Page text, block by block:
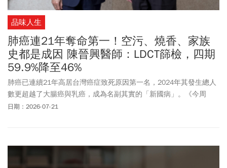
品味人生
肺癌連21年奪命第一！空污、燒香、家族
史都是成因 陳晉興醫師：LDCT篩檢，四期
59.9%降至46%
肺癌已連續21年高居台灣癌症致死原因第一名，2024年其發生總人
數更超越了大腸癌與乳癌，成為名副其實的「新國病」。《今周
刊》發行人梁永煌指出，台灣每年有超過兩萬人罹患肺癌，2023年
日期：2026-07-21